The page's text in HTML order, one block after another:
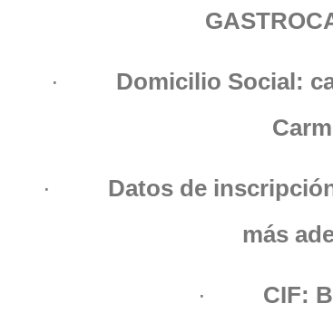
· Domicilio Social:
· Datos de
más
· CIF: